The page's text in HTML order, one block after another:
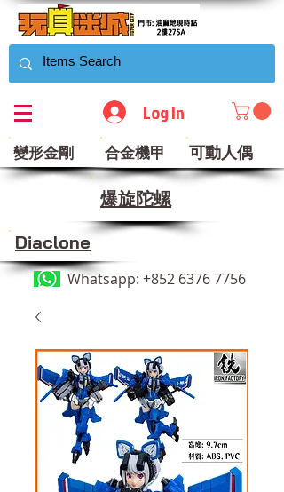
Log In
變形金剛 合金機甲 可動人偶
​爆旋陀螺
Diaclone
Whatsapp: +852 6376 7756